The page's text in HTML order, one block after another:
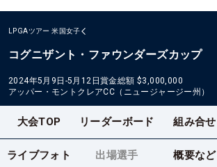
LPGAツアー 米国女子
コグニザント・ファウンダーズカップ
2024年5月9日-5月12日賞金総額 $3,000,000
アッパー・モントクレアCC（ニュージャージー州）
大会TOP リーダーボード 組み合せ
ライブフォト 出場選手 概要など